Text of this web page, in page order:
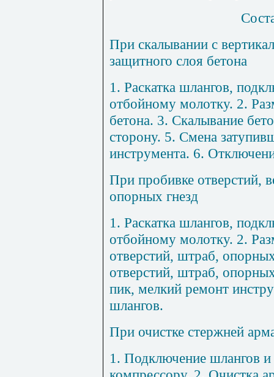
При скалывании с вертикал
защитного слоя бетона
1 . Раскатка шлангов,
отбойному молотку. 2. Раз
бетона. 3. Скалывание бето
сторону. 5. Смена за
инструмента. 6.
При пробивке отверстий,
опорных гнезд
1 . Раскатка шлангов, п
отбойному молотку. 2.
отверстий, штраб, оп
отверстий, штраб,
пик, мелкий ремонт
шлангов.
При очистке стержней
1 . Подключение шлангов